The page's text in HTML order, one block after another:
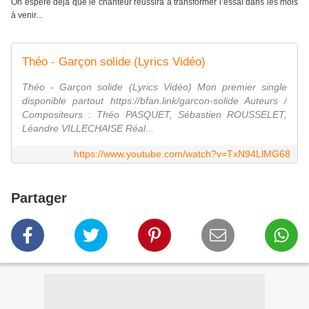
On espère déjà que le chanteur réussira à transformer l’essai dans les mois
à venir...
Théo - Garçon solide (Lyrics Vidéo)
Théo - Garçon solide (Lyrics Vidéo) Mon premier single
disponible partout https://bfan.link/garcon-solide Auteurs /
Compositeurs : Théo PASQUET, Sébastien ROUSSELET,
Léandre VILLECHAISE Réal...
https://www.youtube.com/watch?v=TxN94LlMG68
Partager